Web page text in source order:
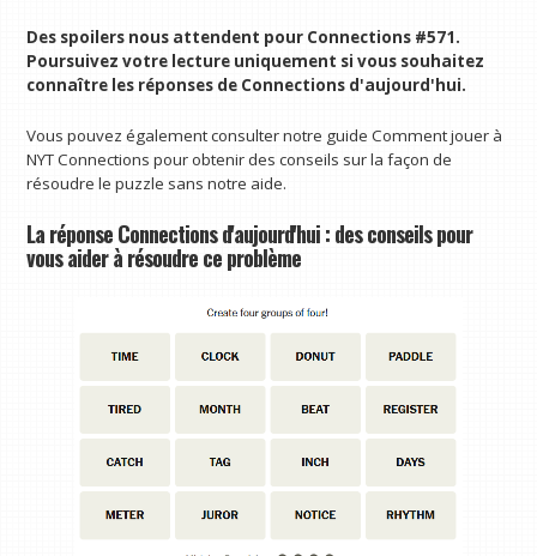
Des spoilers nous attendent pour Connections #571.
Poursuivez votre lecture uniquement si vous souhaitez
connaître les réponses de Connections d'aujourd'hui.
Vous pouvez également consulter notre guide Comment jouer à
NYT Connections pour obtenir des conseils sur la façon de
résoudre le puzzle sans notre aide.
La réponse Connections d'aujourd'hui : des conseils pour
vous aider à résoudre ce problème